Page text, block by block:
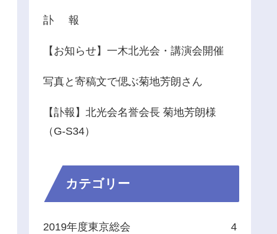
訃 報
【お知らせ】一木北光会・講演会開催
写真と寄稿文で偲ぶ菊地芳朗さん
【訃報】北光会名誉会長 菊地芳朗様
（G-S34）
カテゴリー
2019年度東京総会 4